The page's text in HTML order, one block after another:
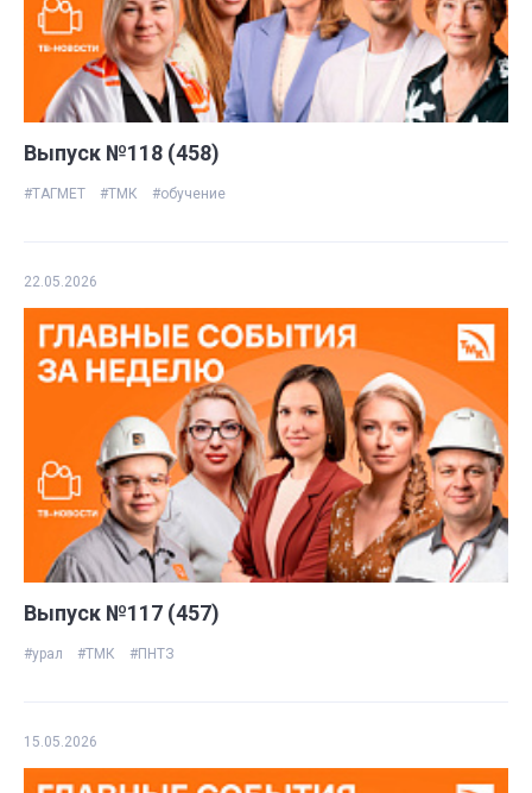
Выпуск №118 (458)
#ТАГМЕТ #ТМК #обучение
22.05.2026
Выпуск №117 (457)
#урал #ТМК #ПНТЗ
15.05.2026